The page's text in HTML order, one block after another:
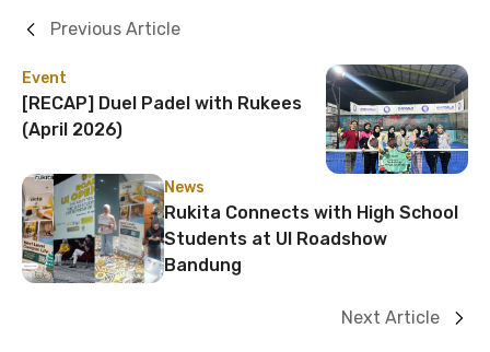
Event
[RECAP] Duel Padel with Rukees
(April 2026)
Previous Article
News
Rukita Connects with High School
Students at UI Roadshow
Bandung
Next Article